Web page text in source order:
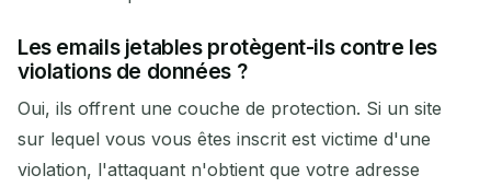
Les emails jetables protègent-ils contre les
violations de données ?
Oui, ils offrent une couche de protection. Si un site
sur lequel vous vous êtes inscrit est victime d'une
violation, l'attaquant n'obtient que votre adresse